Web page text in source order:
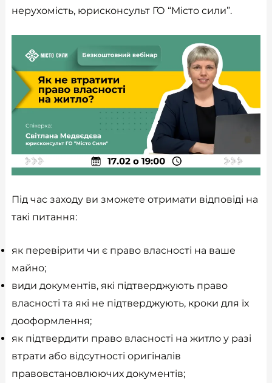
нерухомість, юрисконсульт ГО “Місто сили”.
Під час заходу ви зможете отримати відповіді на
такі питання:
як перевірити чи є право власності на ваше
майно;
види документів, які підтверджують право
власності та які не підтверджують, кроки для їх
дооформлення;
як підтвердити право власності на житло у разі
втрати або відсутності оригіналів
правовстановлюючих документів;